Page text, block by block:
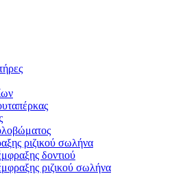
ριζικού σωλήνα
δοντιού
ριζικού σωλήνα